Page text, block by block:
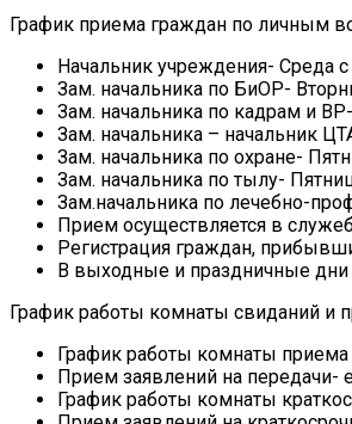
График приема граждан по личным
Начальник учреждения- Среда
Зам. начальника по БиОР-
Зам. начальника по кадрам и
Зам. начальника – начальник
Зам. начальника по охране-
Зам. начальника по тылу-
Зам.начальника по лечебно-
Прием осуществляется в
Регистрация граждан,
В выходные и праздничные дни
График работы комнаты свиданий и
График работы комнаты
Прием заявлений на передачи-
График работы комнаты